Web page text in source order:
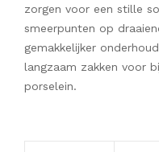
zorgen voor een stille
smeerpunten op
gemakkelijker
langzaam zakken voor
porselein.